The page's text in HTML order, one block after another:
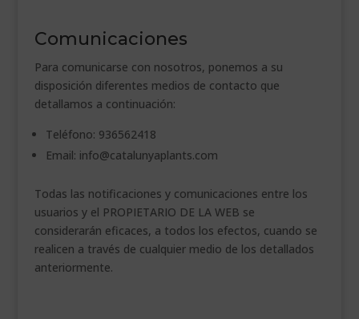
Comunicaciones
Para comunicarse con nosotros, ponemos a su
disposición diferentes medios de contacto que
detallamos a continuación:
Teléfono: 936562418
Email: info@catalunyaplants.com
Todas las notificaciones y comunicaciones entre los
usuarios y el PROPIETARIO DE LA WEB se
considerarán eficaces, a todos los efectos, cuando se
realicen a través de cualquier medio de los detallados
anteriormente.